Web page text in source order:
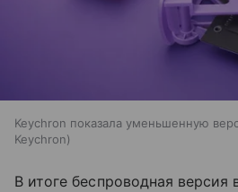
Keychron показала уменьшенную
Keychron
В итоге беспроводная версия